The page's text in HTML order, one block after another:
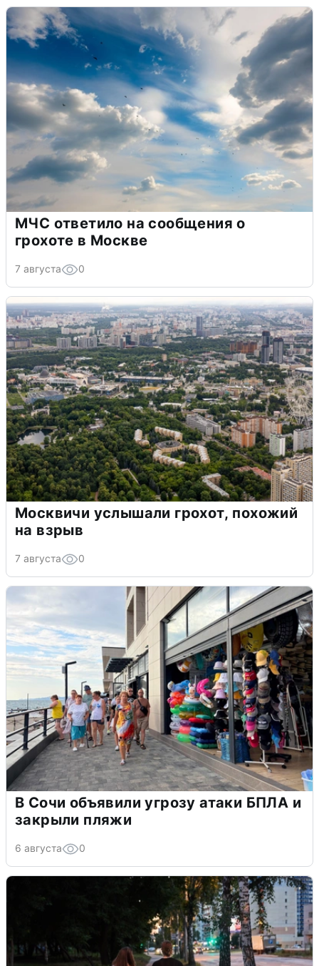
МЧС ответило на сообщения о
грохоте в Москве
7 августа 0
Москвичи услышали грохот, похожий
на взрыв
7 августа 0
В Сочи объявили угрозу атаки БПЛА и
закрыли пляжи
6 августа 0